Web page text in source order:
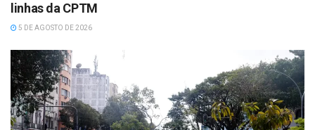
linhas da CPTM
5 DE AGOSTO DE 2026